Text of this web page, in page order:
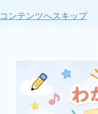
コンテンツへスキップ